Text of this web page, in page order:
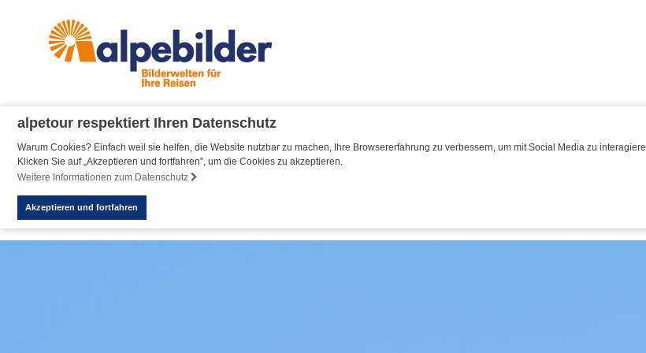
alpetour respektiert Ihren Datenschutz
Warum Cookies? Einfach weil sie helfen, die Website nutzbar zu machen, Ihre Browsererfahrung zu verbessern, um mit Social Media zu
Klicken Sie auf „Akzeptieren und fortfahren", um die Cookies zu akzeptieren.
Weitere Informationen zum Datenschutz
Akzeptieren und fortfahren